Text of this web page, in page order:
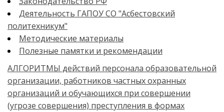
Деятельность ГАПОУ СО "Асбестовский
политехникум"
Методические материалы
Полезные памятки и рекомендации
АЛГОРИТМЫ действий персонала образовательной
организации, работников частных охранных
организаций и обучающихся при совершении
(угрозе совершения) преступления в формах